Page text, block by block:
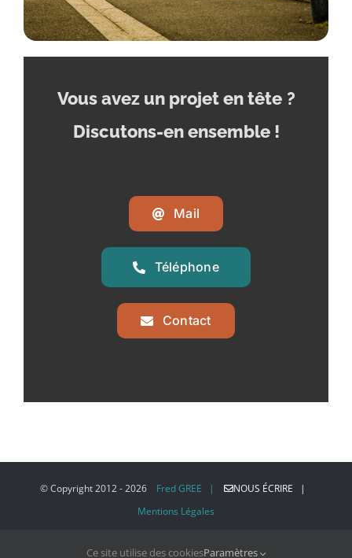
Vous avez un projet en tête ?
Discutons-en ensemble !
Mail
Téléphone
Contact
© Copyright 2012 -2026 Fred GREE |
NOUS ÉCRIRE |
Mentions Légales
Ce site utilise des cookiesParamètres